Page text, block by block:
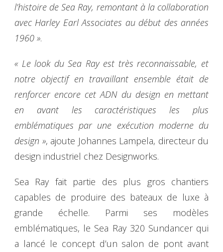
l’histoire de Sea Ray, remontant à la collaboration
avec Harley Earl Associates au début des années
1960 ».
« Le look du Sea Ray est très reconnaissable, et
notre objectif en travaillant ensemble était de
renforcer encore cet ADN du design en mettant
en avant les caractéristiques les plus
emblématiques par une exécution moderne du
design », ajoute Johannes Lampela, directeur du
design industriel chez Designworks.
Sea Ray fait partie des plus gros chantiers
capables de produire des bateaux de luxe à
grande échelle. Parmi ses modèles
emblématiques, le Sea Ray 320 Sundancer qui
a lancé le concept d’un salon de pont avant